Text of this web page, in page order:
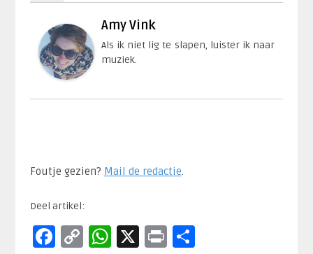
Amy Vink
Als ik niet lig te slapen, luister ik naar
muziek.
Foutje gezien? Mail de redactie.​
Deel artikel:
Facebook
CopyWhatsApp
X PrintDelen